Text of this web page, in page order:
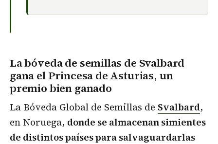
La bóveda de semillas de Svalbard
gana el Princesa de Asturias, un
premio bien ganado
La Bóveda Global de Semillas de Svalbard,
en Noruega, donde se almacenan simientes
de distintos países para salvaguardarlas